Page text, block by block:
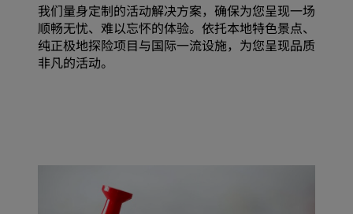
我们量身定制的活动解决方案，确保为您呈现一场
顺畅无忧、难以忘怀的体验。依托本地特色景点、
纯正极地探险项目与国际一流设施，为您呈现品质
非凡的活动。